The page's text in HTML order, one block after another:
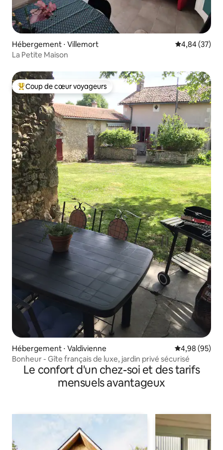
Hébergement ⋅ Villemort Évaluation
4,84 (37)
La Petite Maison
Coups de cœur voyageurs les plus appréciés
Coup de cœur voyageurs
Hébergement ⋅ Valdivienne Évaluation
4,98 (95)
Bonheur - Gîte français de luxe, jardin privé sécurisé
Le confort d'un chez-soi et des tarifs
mensuels avantageux